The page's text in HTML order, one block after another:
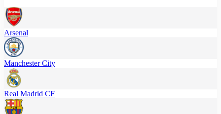
Arsenal
Manchester City
Real Madrid CF